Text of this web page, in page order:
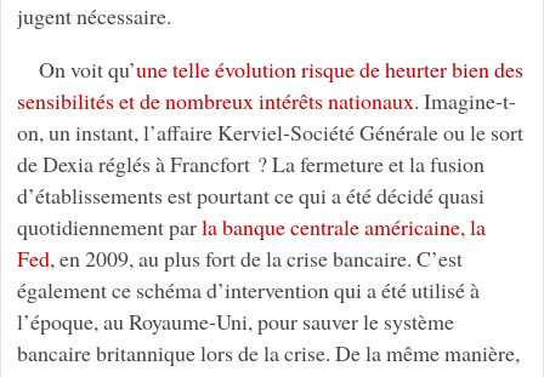
jugent nécessaire.
On voit qu’une telle évolution risque de heurter bien des
sensibilités et de nombreux intérêts nationaux. Imagine-t-
on, un instant, l’affaire Kerviel-Société Générale ou le sort
de Dexia réglés à Francfort ? La fermeture et la fusion
d’établissements est pourtant ce qui a été décidé quasi
quotidiennement parla banque centrale américaine, la
Fed, en 2009, au plus fort de la crise bancaire. C’est
également ce schéma d’intervention qui a été utilisé à
l’époque, au Royaume-Uni, pour sauver le système
bancaire britannique lors de la crise. De la même manière,